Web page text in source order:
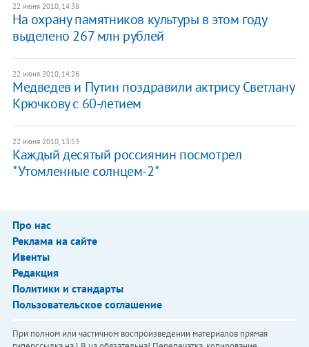
22 июня 2010, 14:38
На охрану памятников культуры в этом году
выделено 267 млн рублей
22 июня 2010, 14:26
Медведев и Путин поздравили актрису Светлану
Крючкову с 60-летием
22 июня 2010, 13:53
Каждый десятый россиянин посмотрел
"Утомленные солнцем-2"
Про нас
Реклама на сайте
Ивенты
Редакция
Политики и стандарты
Пользовательское соглашение
При полном или частичном воспроизведении материалов прямая